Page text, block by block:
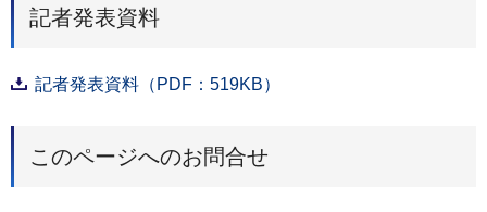
記者発表資料
記者発表資料（PDF：519KB）
このページへのお問合せ